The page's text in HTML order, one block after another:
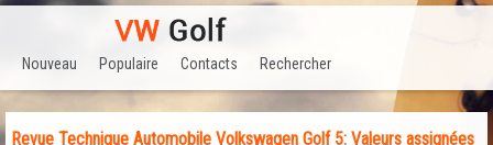
Nouveau Populaire Contacts Rechercher
Revue Technique Automobile Volkswagen Golf 5: Valeurs assignées